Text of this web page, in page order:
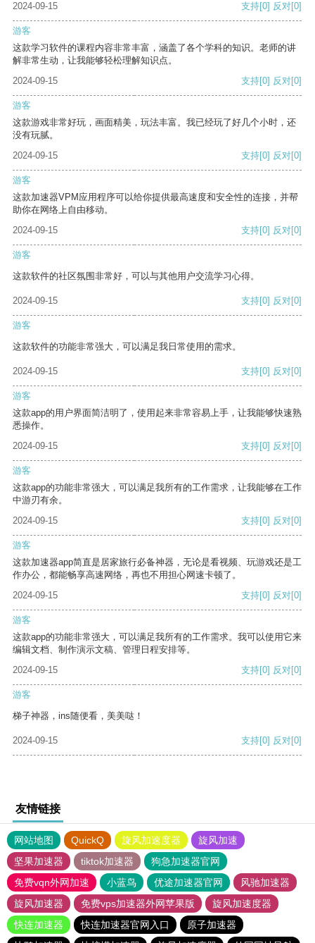
2024-09-15 支持[0] 反对[0]
游客
这款学习软件的课程内容非常丰富，涵盖了各个学科的知识。老师的讲
解非常生动，让我能够轻松理解知识点。
2024-09-15
支持[0] 反对[0]
游客
这款游戏非常好玩，画面精美，玩法丰富。我已经玩了好几个小时，还
没有玩腻。
2024-09-15
支持[0] 反对[0]
游客
这款加速器VPM应用程序可以给你提供最高速度和安全性的连接，并帮
助你在网络上自由移动。
2024-09-15
支持[0] 反对[0]
游客
这款软件的社区氛围非常好，可以与其他用户交流学习心得。
2024-09-15 支持[0] 反对[0]
游客
这款软件的功能非常强大，可以满足我日常使用的需求。
2024-09-15 支持[0] 反对[0]
游客
这款app的用户界面简洁明了，使用起来非常容易上手，让我能够快速熟
悉操作。
2024-09-15
支持[0] 反对[0]
游客
这款app的功能非常强大，可以满足我所有的工作需求，让我能够在工作
中游刃有余。
2024-09-15
支持[0] 反对[0]
游客
这款加速器app简直是居家旅行必备神器，无论是看视频、玩游戏还是工
作办公，都能畅享高速网络，再也不用担心网速卡顿了。
2024-09-15
支持[0] 反对[0]
游客
这款app的功能非常强大，可以满足我所有的工作需求。我可以使用它来
编辑文档、制作演示文稿、管理日程安排等。
2024-09-15
支持[0] 反对[0]
游客
梯子神器，ins随便看，美美哒！
2024-09-15 支持[0] 反对[0]
友情链接
网站地图 QuickQ 旋风加速度器
旋风加速
坚果加速器
tiktok加速器
狗急加速器官网
免费vqn外网加速
小蓝鸟 优途加速器官网
风驰加速器
旋风加速器
免费vps加速器外网苹果版
旋风加速度器
快连加速器
快连加速器官网入口
原子加速器